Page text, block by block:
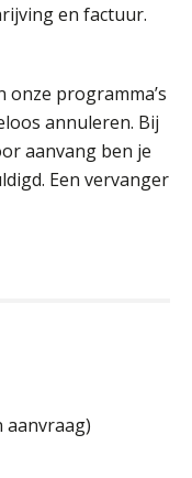
en factuur.
onze programma’s
annuleren. Bij
aanvang ben je
Een vervanger
aanvraag)